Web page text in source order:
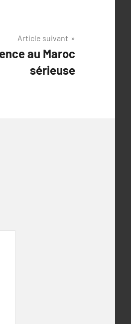
Article suivant
au Maroc
sérieuse